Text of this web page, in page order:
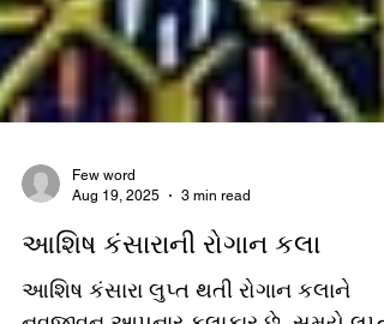
Few word
Aug 19, 2025
3 min read
આશિષ કંસારાની રોગાન કલા